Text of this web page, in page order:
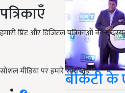
पत्रिकाएँ
हमारी प्रिंट और डिजिटल पत्रिकाओं की
सोशल मीडिया पर हमारे साथ जुड़ें:
बीकेटी